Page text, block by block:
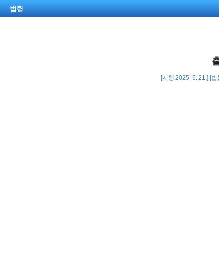
법령
[시행 2025. 6. 21.] [